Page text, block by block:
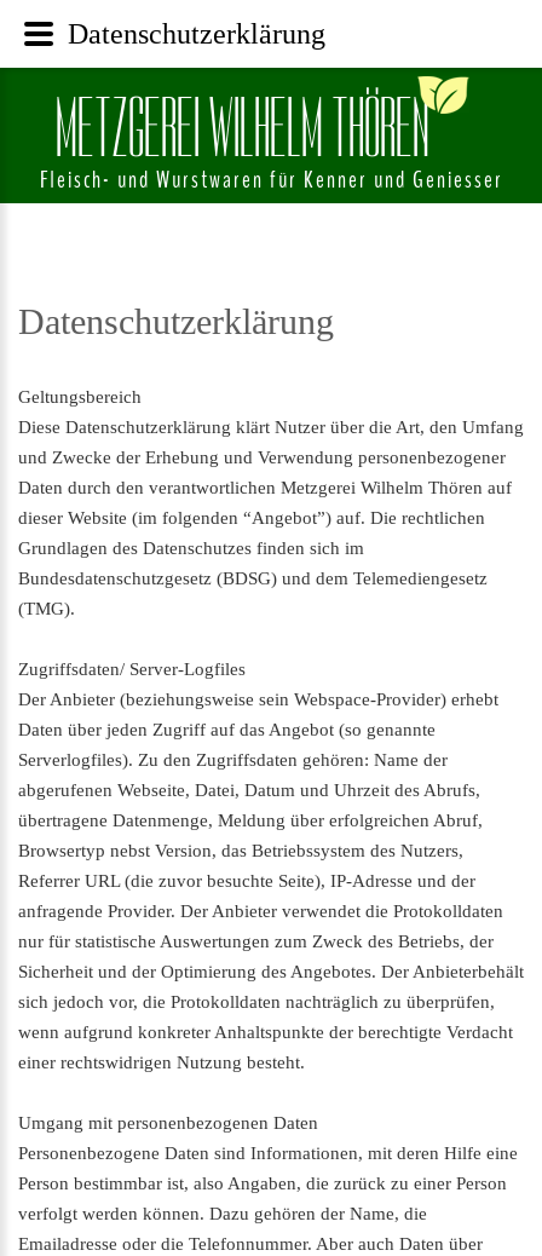
METZGEREW HE MTHÖREN
Fleisch- und Wurstwaren für Kenner und Geniesser
Datenschutzerklärung
Geltungsbereich
Diese Datenschutzerklärung klärt Nutzer über die Art, den Umfang
und Zwecke der Erhebung und Verwendung personenbezogener
Daten durch den verantwortlichen Metzgerei Wilhelm Thören auf
dieser Website (im folgenden “Angebot”) auf. Die rechtlichen
Grundlagen des Datenschutzes finden sich im
Bundesdatenschutzgesetz (BDSG) und dem Telemediengesetz
(TMG).
Zugriffsdaten/ Server-Logfiles
Der Anbieter (beziehungsweise sein Webspace-Provider) erhebt
Daten über jeden Zugriff auf das Angebot (so genannte
Serverlogfiles). Zu den Zugriffsdaten gehören: Name der
abgerufenen Webseite, Datei, Datum und Uhrzeit des Abrufs,
übertragene Datenmenge, Meldung über erfolgreichen Abruf,
Browsertyp nebst Version, das Betriebssystem des Nutzers,
Referrer URL (die zuvor besuchte Seite), IP-Adresse und der
anfragende Provider. Der Anbieter verwendet die Protokolldaten
nur für statistische Auswertungen zum Zweck des Betriebs, der
Sicherheit und der Optimierung des Angebotes. Der Anbieterbehält
sich jedoch vor, die Protokolldaten nachträglich zu überprüfen,
wenn aufgrund konkreter Anhaltspunkte der berechtigte Verdacht
einer rechtswidrigen Nutzung besteht.
Umgang mit personenbezogenen Daten
Personenbezogene Daten sind Informationen, mit deren Hilfe eine
Person bestimmbar ist, also Angaben, die zurück zu einer Person
verfolgt werden können. Dazu gehören der Name, die
Emailadresse oder die Telefonnummer. Aber auch Daten über
Datenschutzerklärung